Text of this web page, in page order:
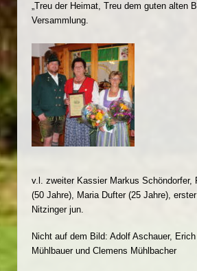
„Treu der Heimat, Treu dem guten alten
Versammlung.
v.l. zweiter Kassier Markus Schöndorfer,
(50 Jahre), Maria Dufter (25 Jahre),
Nitzinger jun.
Nicht auf dem Bild: Adolf Aschauer,
Mühlbauer und Clemens Mühlbacher